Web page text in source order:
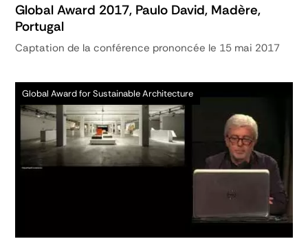
Global Award 2017, Paulo David, Madère,
Portugal
Captation de la conférence prononcée le 15 mai 2017
Global Award for Sustainable Architecture